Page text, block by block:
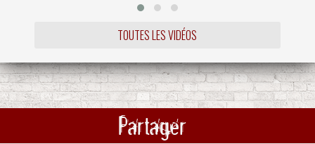
TOUTES LES VIDÉOS
Partager